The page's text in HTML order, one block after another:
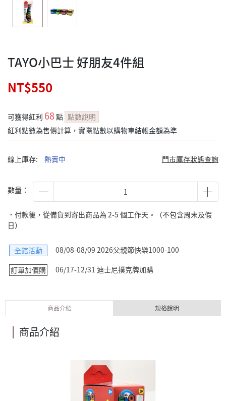
TAYO小巴士 好朋友4件組
NT$550
可獲得紅利 68 點 點數說明
紅利點數為售價計算，實際點數以購物車結帳金額為準
線上庫存: 熱賣中 門市庫存狀態查詢
數量：
˙付款後，從備貨到寄出商品為 2-5 個工作天。（不包含周末及假
日）
全館活動
08/08-08/09 2026父親節快樂1000-100
訂單加價購
06/17-12/31 迪士尼撲克牌加購
商品介紹 規格說明
商品介紹